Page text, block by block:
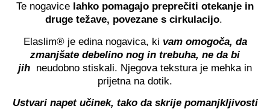
Te nogavice lahko pomagajo preprečiti otekanje in
druge težave, povezane s cirkulacijo.
Elaslim® je edina nogavica, ki vam omogoča, da
zmanjšate debelino nog in trebuha, ne da bi
jih neudobno stiskali. Njegova tekstura je mehka in
prijetna na dotik.
Ustvari napet učinek, tako da skrije pomanjkljivosti